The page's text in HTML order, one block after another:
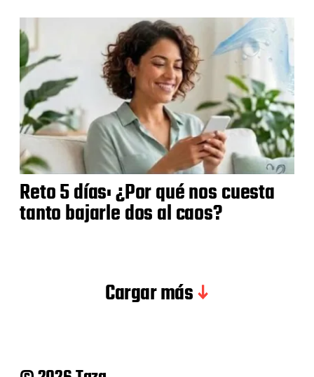
Reto 5 días: ¿Por qué nos cuesta
tanto bajarle dos al caos?
Cargar más